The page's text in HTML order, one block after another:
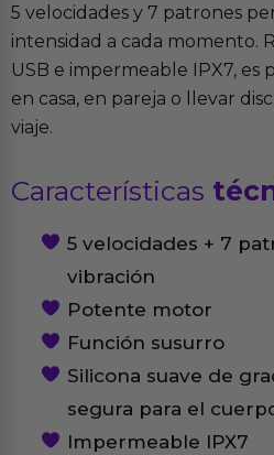
5 velocidades y 7 patrones
intensidad a cada momento.
USB e impermeable IPX7, es
en casa, en pareja o llevar
viaje.
Características
5 velocidades + 7
vibración
Potente motor
Función susurro
Silicona suave de
segura para el
Impermeable IPX7